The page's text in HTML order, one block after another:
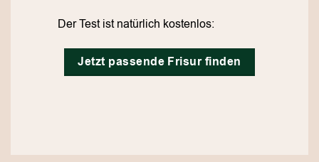
Der Test ist natürlich kostenlos:
Jetzt passende Frisur finden